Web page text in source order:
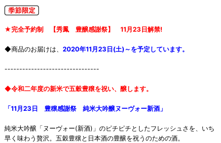
★完全予約制 【秀鳳 豊醸感謝祭】 11月23日解禁!
◆商品のお届けは、 2020年11月23日(土)～を予定しています。
--------------------------------
◆令和二年度の新米で五穀豊穣を祝い、醸します。
「11月23日 豊穣感謝祭 純米大吟醸ヌーヴォー新酒」
純米大吟醸「ヌーヴォー(新酒)」のピチピチとしたフレッシュさを、いち
早く味わう贅沢。五穀豊穣と日本酒の豊醸を祝うのための酒。